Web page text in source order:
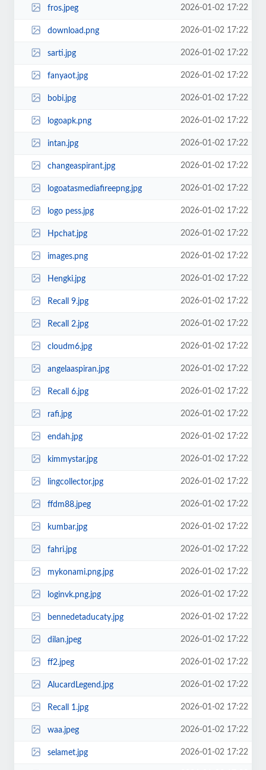
fros.jpeg 2026-01-02 17:22
download.png 2026-01-02 17:22
sarti.jpg 2026-01-02 17:22
fanyaot.jpg 2026-01-02 17:22
bobi.jpg 2026-01-02 17:22
logoapk.png 2026-01-02 17:22
intan.jpg 2026-01-02 17:22
changeaspirant.jpg 2026-01-02 17:22
logoatasmediafireepng.jpg 2026-01-02 17:22
logo pess.jpg 2026-01-02 17:22
Hpchat.jpg 2026-01-02 17:22
images.png 2026-01-02 17:22
Hengki.jpg 2026-01-02 17:22
Recall 9.jpg 2026-01-02 17:22
Recall 2.jpg 2026-01-02 17:22
cloudm6.jpg 2026-01-02 17:22
angelaaspiran.jpg 2026-01-02 17:22
Recall 6.jpg 2026-01-02 17:22
rafi.jpg 2026-01-02 17:22
endah.jpg 2026-01-02 17:22
kimmystar.jpg 2026-01-02 17:22
lingcollector.jpg 2026-01-02 17:22
ffdm88.jpeg 2026-01-02 17:22
kumbar.jpg 2026-01-02 17:22
fahri.jpg 2026-01-02 17:22
mykonami.png.jpg 2026-01-02 17:22
loginvk.png.jpg 2026-01-02 17:22
bennedetaducaty.jpg 2026-01-02 17:22
dilan.jpeg 2026-01-02 17:22
ff2.jpeg 2026-01-02 17:22
AlucardLegend.jpg 2026-01-02 17:22
Recall 1.jpg 2026-01-02 17:22
waa.jpeg 2026-01-02 17:22
selamet.jpg 2026-01-02 17:22